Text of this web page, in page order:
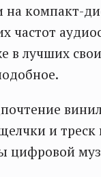
на компакт-
в лучших
и треск
цифровой